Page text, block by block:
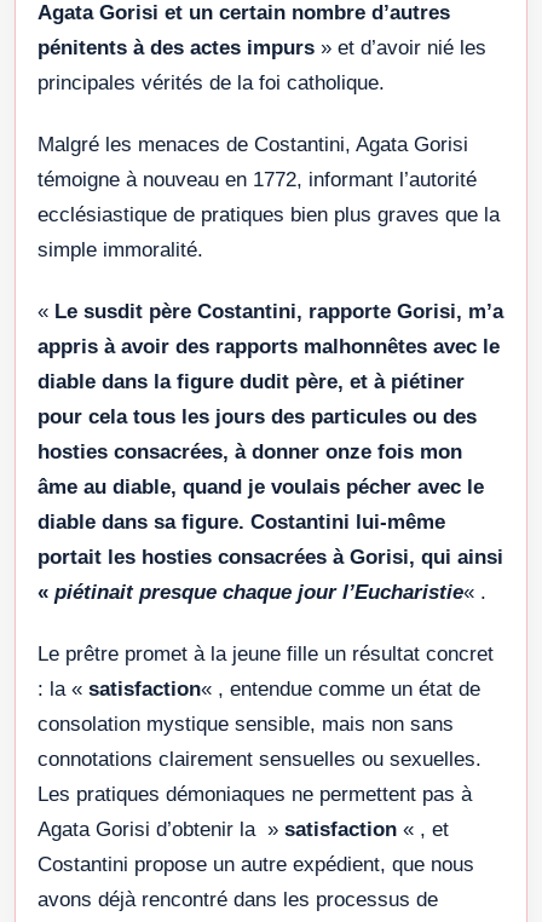
Agata Gorisi et un certain nombre d’autres
pénitents à des actes impurs » et d’avoir nié les
principales vérités de la foi catholique.
Malgré les menaces de Costantini, Agata Gorisi
témoigne à nouveau en 1772, informant l’autorité
ecclésiastique de pratiques bien plus graves que la
simple immoralité.
« Le susdit père Costantini, rapporte Gorisi, m’a
appris à avoir des rapports malhonnêtes avec le
diable dans la figure dudit père, et à piétiner
pour cela tous les jours des particules ou des
hosties consacrées, à donner onze fois mon
âme au diable, quand je voulais pécher avec le
diable dans sa figure. Costantini lui-même
portait les hosties consacrées à Gorisi, qui ainsi
« piétinait presque chaque jour l’Eucharistie« .
Le prêtre promet à la jeune fille un résultat concret
: la « satisfaction« , entendue comme un état de
consolation mystique sensible, mais non sans
connotations clairement sensuelles ou sexuelles.
Les pratiques démoniaques ne permettent pas à
Agata Gorisi d’obtenir la » satisfaction « , et
Costantini propose un autre expédient, que nous
avons déjà rencontré dans les processus de